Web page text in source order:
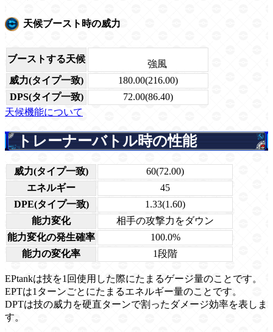
天候ブースト時の威力
ブーストする天候
強風
威力(タイプ一致)
180.00(216.00)
DPS(タイプ一致)
72.00(86.40)
天候機能について
トレーナーバトル時の性能
威力(タイプ一致)
60(72.00)
エネルギー
45
DPE(タイプ一致)
1.33(1.60)
能力変化
相手の攻撃力をダウン
能力変化の発生確率
100.0%
能力の変化率
1段階
EPtankは技を1回使用した際にたまるゲージ量のことです。
EPTは1ターンごとにたまるエネルギー量のことです。
DPTは技の威力を硬直ターンで割ったダメージ効率を表しま
す。